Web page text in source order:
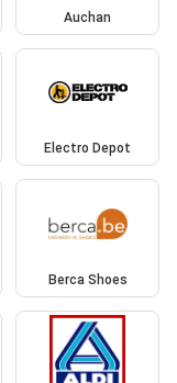
Auchan
Electro Depot
Berca Shoes